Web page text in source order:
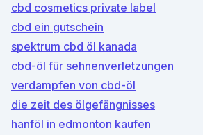
cbd cosmetics private label
cbd ein gutschein
spektrum cbd öl kanada
cbd-öl für sehnenverletzungen
verdampfen von cbd-öl
die zeit des ölgefängnisses
hanföl in edmonton kaufen